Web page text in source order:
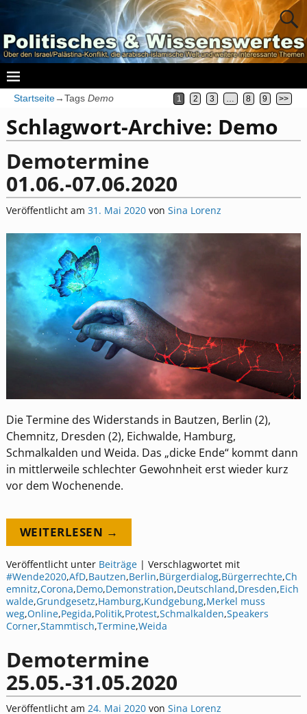
Startseite→Tags Demo 1 2 3 8 9 >>
Schlagwort-Archive: Demo
Demotermine
01.06.-07.06.2020
Veröffentlicht am 31. Mai 2020 von Sina Lorenz
Die Termine des Widerstands in Bautzen, Berlin (2),
Chemnitz, Dresden (2), Eichwalde, Hamburg,
Schmalkalden und Weida. Das „dicke Ende“ kommt dann
in mittlerweile schlechter Gewohnheit erst wieder kurz
vor dem Wochenende.
WEITERLESEN →
Veröffentlicht unter Beiträge| Verschlagwortet mit
#Wende2020,AfD,Bautzen,Berlin,Bürgerdialog,Bürgerrechte,Ch
emnitz,Corona,Demo,Demonstration,Deutschland,Dresden,Eich
walde,Grundgesetz,Hamburg,Kundgebung,Merkel muss
weg,Online,Pegida,Politik,Protest,Schmalkalden,Speakers
Corner,Stammtisch,Termine,Weida
Demotermine
25.05.-31.05.2020
Veröffentlicht am 24. Mai 2020 von Sina Lorenz